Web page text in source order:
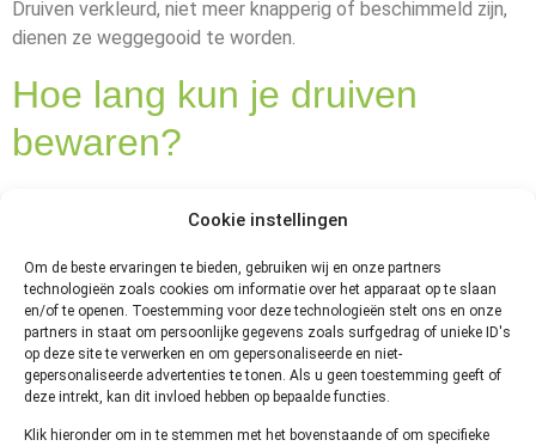
Cookie instellingen
Om de beste ervaringen te bieden, gebruiken wij en onze partners
technologieën zoals cookies om informatie over het apparaat op te slaan
en/of te openen. Toestemming voor deze technologieën stelt ons en onze
partners in staat om persoonlijke gegevens zoals surfgedrag of unieke ID's
op deze site te verwerken en om gepersonaliseerde en niet-
gepersonaliseerde advertenties te tonen. Als u geen toestemming geeft of
deze intrekt, kan dit invloed hebben op bepaalde functies.
Klik hieronder om in te stemmen met het bovenstaande of om specifieke
Druiven verkleurd, niet meer knapperig of beschimmeld zijn,
dienen ze weggegooid te worden.
Hoe lang kun je druiven
bewaren?
In de koelkast.
Ingevroren in de diepvries.
Druiven kunnen 3 tot 4 dagen op de fruitschaal bewaard
worden, mits zij niet vochtig of beschadigd zijn. Daarom is
het verstandig ze op een ruime schotel bekleed met